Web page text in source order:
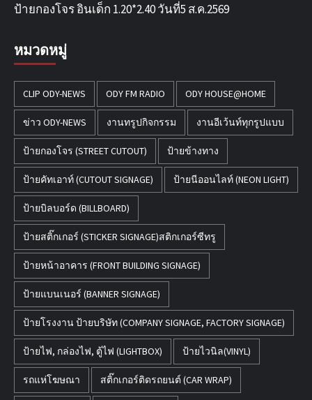
ป้ายกองโจร อินเด็ก 1.20*2.40 วันที่5 ส.ค.2569
หมวดหมู่
CLIP ODY-NEWS ODY FM RADIO ODY HOUSE@HOME
ข่าว ODY-NEWS งานทรูปกิจกรรม งานอีเว้นท์ทุกรูปแบบ
ป้ายกองโจร (STREET CUTOUT) ป้ายข้างทาง
ป้ายคัทเอาท์ (CUTOUT SIGNAGE) ป้ายนีออนไลท์ (NEON LIGHT)
ป้ายบิลบอร์ด (BILLBOARD)
ป้ายสติ๊กเกอร์ (STICKER SIGNAGE)สติกเกอร์ซีทรู
ป้ายหน้าอาคาร (FRONT BUILDING SIGNAGE)
ป้ายแบนเนอร์ (BANNER SIGNAGE)
ป้ายโรงงาน ป้ายบริษัท (COMPANY SIGNAGE, FACTORY SIGNAGE)
ป้ายไฟ, กล่องไฟ, ตู้ไฟ (LIGHTBOX) ป้ายไวนิล(VINYL)
รถแห่โฆษณา สติ๊กเกอร์ติดรถยนต์ (CAR WRAP)